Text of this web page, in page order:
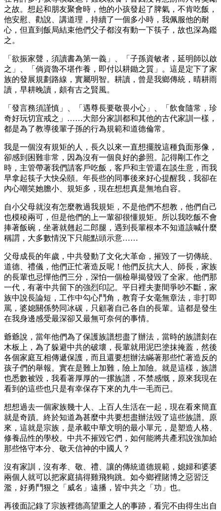
之故。想起和朋友聚會時，他的小孩發起了脾氣，不肯吃飯，
他安慰、勸說、講道理，持續了一個多小時，我佩服他的耐
心，但直到飯局結束他們父子都沒有動一下筷子，故也深為鑑
之。
「欲振家聲，須讀書為第一義」、「子孫資敏者，延明師以啟
之」、「倘資魯不堪作養，即付以耕鋤之質」。這是定下了家
族的發展規劃路線，實屬明智。耕讀，曾是我鄉傳統，晴耕雨
讀，早耕晚讀，頗有古之賢風。
「發言務須謹慎」、「遇尊長要敬畏小心」、「飲食隨常，珍
奇好玩切宜戒之」……大部分家訓都和其他的古代家訓一樣，
都是為了教導後輩子孫的行為規範和道德倫常。
我是一個沒有規矩的人，長久以來一直想擺脫這種負面形像，
卻感到困難非常，因為沒有一個良好的參照。記得剛工作之
時，主管帶著我們請客戶吃飯，客戶和主管還在談生意，而我
早拿起筷子大快朵頤。年長些的同事後來好心提醒我，我卻在
內心嘲笑她膽小、規矩多，現在想想真是無地自容。
自小父母就沒有怎麼教過我規矩，不是他們不想教，他們自己
也模稜兩可，但是他們的上一輩卻很懂規矩。所以我吃飯不會
捧著飯碗，坐著就翹起二郎腿，遇到長輩根本不知道該喊什麼
稱謂，大多數情況下只能點頭示意……
父母成長的年歲，中共發動了文化大革命，摧毀了一切傳統、
道德、禮儀，他們正忙著造反呢！他們反抗大人、師長，家族
的長輩也忌憚他們三分，深怕一個檢舉揭發毀了全家。他們那
一代，有著中共留下的強烈印記。平日裡夫妻間爭吵不斷，家
族中說長論短，工作中勾心鬥角，教育子女毫無章法，非打即
罵，婆媳關係勢同冰碳，只顧著自己各自的長輩。這都是發生
在我身邊感受最深卻又最無可奈何的事情。
爺爺說，當年他們為了保護族譜想盡了辦法，當時的族譜刻在
木板上，為了躲避中共的破壞，長輩就用泥巴塗抹掩蓋，然後
各個家庭互相傳遞保護，而且還要想辦法瞞著那些忙著造反的
孩子們的舉報。實在是難上加難，險上加險。就是這樣，族譜
也悉數被毀，我看著厚厚的一摞族譜，不禁感慨，原來我現在
看到的這些也只是有幸保存下來的九牛一毛而已。
想想過去一個家族幾十人、上百人生活在一起，現在看來簡直
就是奇蹟。終於知道為甚麼中共要想盡辦法毀了這些族譜。原
來，這就是宗族，是承載中華文明的最小單元，是塑造人格、
修養品性的學校。中共不摧毀它們，如何能將共產邪說強加給
那些恪守本分、敬天信神的中國人？
沒有家訓，沒有孝、敬、禮、讓的傳統道德規範，媳婦和婆婆
兩個人就可以把家庭搞得雞飛狗跳。如今鄉裡賭博之惡習泛
濫，好勇鬥狠之「威名」遠播，皆中共之「功」也。
再後面記錄了宗族裡德高望重之人的事跡，看完不由得生出自